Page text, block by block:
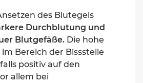
des Blutegels
Durchblutung und
Blutgefäße. Die hohe
Bereich der Bissstelle
positiv auf den
allem bei